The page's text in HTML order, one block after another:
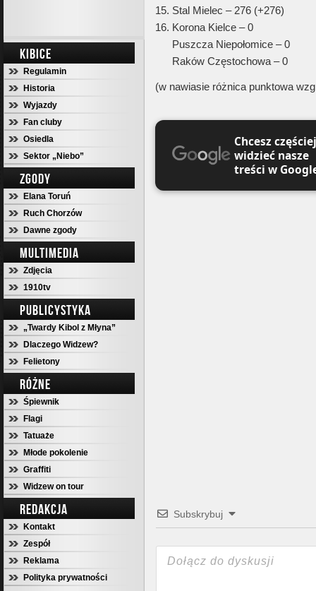
KIBICE
Regulamin
Historia
Wyjazdy
Fan cluby
Osiedla
Sektor „Niebo”
ZGODY
Elana Toruń
Ruch Chorzów
Dawne zgody
MULTIMEDIA
Zdjęcia
1910tv
PUBLICYSTYKA
„Twardy Kibol z Młyna”
Dlaczego Widzew?
Felietony
RÓŻNE
Śpiewnik
Flagi
Tatuaże
Młode pokolenie
Graffiti
Widzew on tour
REDAKCJA
Kontakt
Zespół
Reklama
Polityka prywatności
15. Stal Mielec – 276 (+276)
16. Korona Kielce – 0
Puszcza Niepołomice – 0
Raków Częstochowa – 0
(w nawiasie różnica punktowa
Chcesz częściej
widzieć nasze
treści w
Subskrybuj